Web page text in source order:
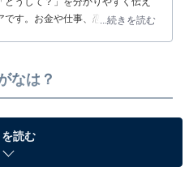
す。お金や仕事、恋愛、ITに関
...続きを読む
なは？
読む